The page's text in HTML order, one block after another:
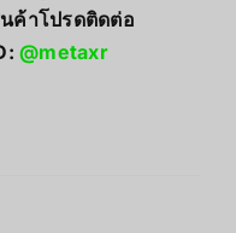
ค้าโปรดติดต่อ
@metaxr